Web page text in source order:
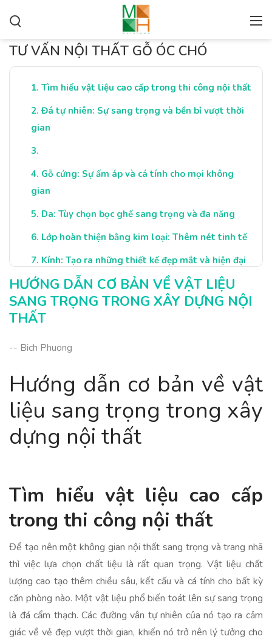
TƯ VẤN NỘI THẤT GỖ ÓC CHÓ
Tìm hiểu vật liệu cao cấp trong thi công nội thất
Đá tự nhiên: Sự sang trọng và bền bỉ vượt thời
gian
Gỗ cứng: Sự ấm áp và cá tính cho mọi không
gian
Da: Tùy chọn bọc ghế sang trọng và đa năng
Lớp hoàn thiện bằng kim loại: Thêm nét tinh tế
Kính: Tạo ra những thiết kế đẹp mắt và hiện đại
Kết luận: Nâng tầm không gian của bạn bằng
những vật liệu sang trọng
HƯỚNG DẪN CƠ BẢN VỀ VẬT LIỆU
SANG TRỌNG TRONG XÂY DỰNG NỘI
THẤT
-- Bich Phuong
Hướng dẫn cơ bản về vật
liệu sang trọng trong xây
dựng nội thất
Tìm hiểu vật liệu cao cấp
trong thi công nội thất
Để tạo nên một không gian nội thất sang trọng và trang nhã
thì việc lựa chọn chất liệu là rất quan trọng. Vật liệu chất
lượng cao tạo thêm chiều sâu, kết cấu và cá tính cho bất kỳ
căn phòng nào. Một vật liệu phổ biến toát lên sự sang trọng
là đá cẩm thạch. Các đường vân tự nhiên của nó tạo ra cảm
giác về vẻ đẹp vượt thời gian, khiến nó trở nên lý tưởng cho